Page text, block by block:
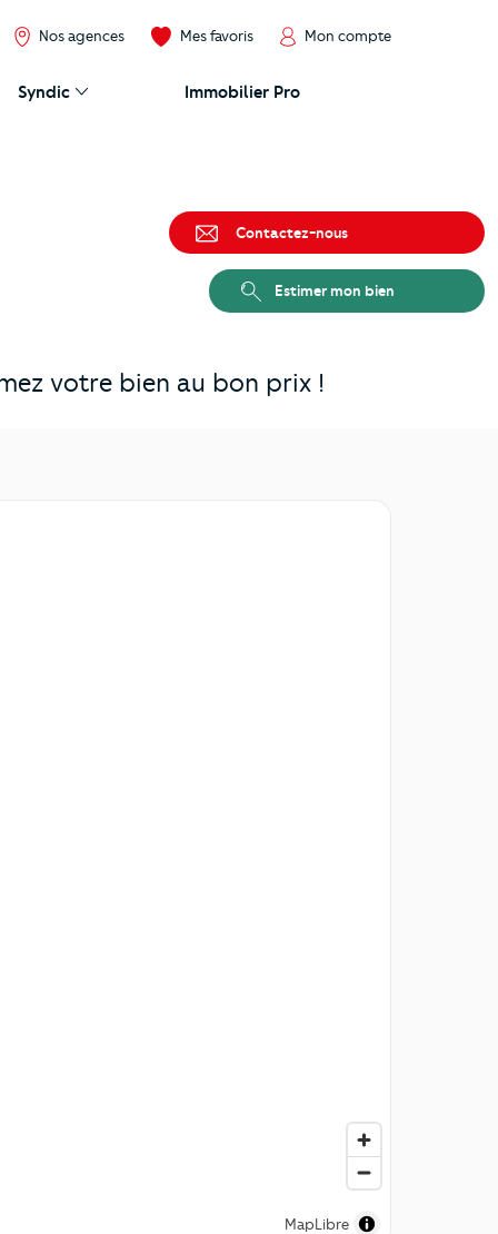
Nos agences Mes favoris Mon compte
Syndic Immobilier Pro
votre bien au bon prix !
MapLibre
Contactez-nous
Estimer mon bien